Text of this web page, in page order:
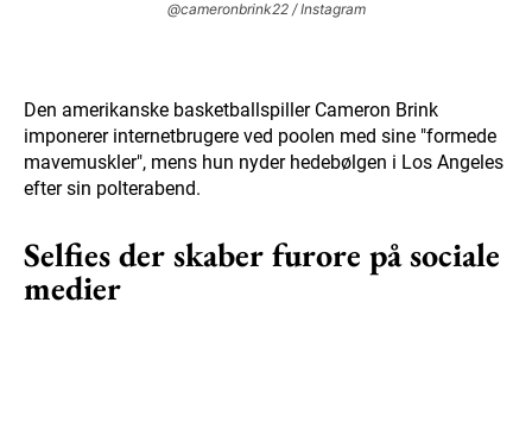
@cameronbrink22 / Instagram
Den amerikanske basketballspiller Cameron Brink
imponerer internetbrugere ved poolen med sine "formede
mavemuskler", mens hun nyder hedebølgen i Los Angeles
efter sin polterabend.
Selfies der skaber furore på sociale
medier